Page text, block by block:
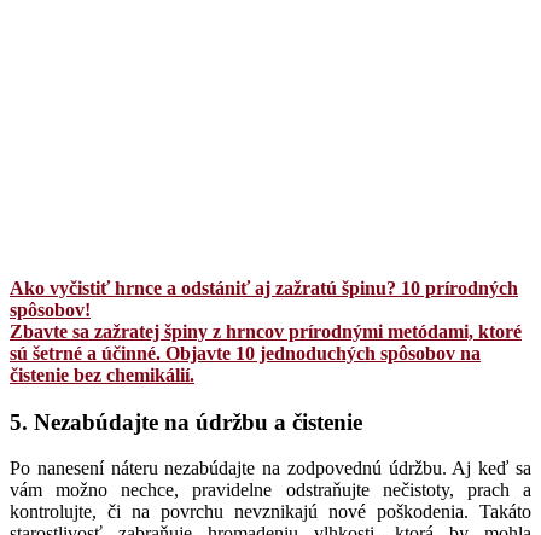
Ako vyčistiť hrnce a odstániť aj zažratú špinu? 10 prírodných
spôsobov!
Zbavte sa zažratej špiny z hrncov prírodnými metódami, ktoré
sú šetrné a účinné. Objavte 10 jednoduchých spôsobov na
čistenie bez chemikálií.
5. Nezabúdajte na údržbu a čistenie
Po nanesení náteru nezabúdajte na zodpovednú údržbu. Aj keď sa
vám možno nechce, pravidelne odstraňujte nečistoty, prach a
kontrolujte, či na povrchu nevznikajú nové poškodenia. Takáto